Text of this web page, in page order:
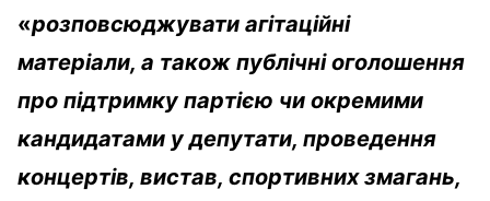
«розповсюджувати агітаційні
матеріали, а також публічні оголошення
про підтримку партією чи окремими
кандидатами у депутати, проведення
концертів, вистав, спортивних змагань,